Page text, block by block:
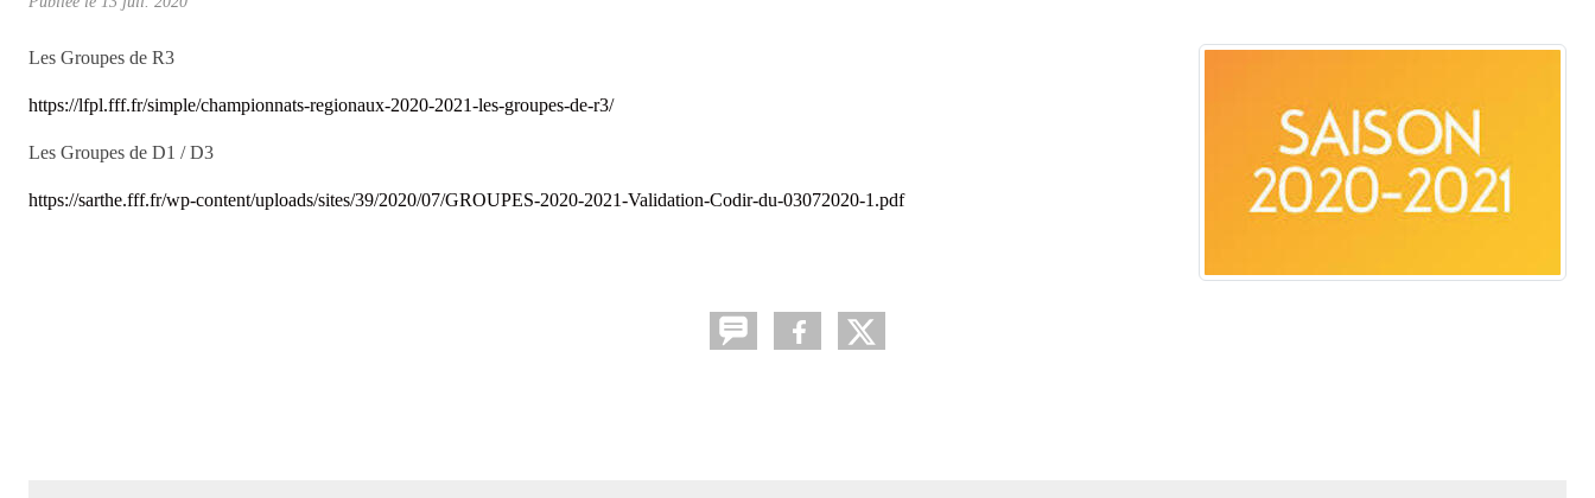
Les Groupes de R3
https://lfpl.fff.fr/simple/championnats-regionaux-2020-2021-les-groupes-de-r3/
Les Groupes de D1 / D3
https://sarthe.fff.fr/wp-content/uploads/sites/39/2020/07/GROUPES-2020-2021-Validation-Codir-du-03072020-1.pdf